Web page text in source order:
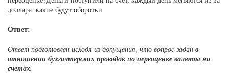
доллара. какие будут оборотки
Ответ:
Ответ подготовлен исходя из допущения, что вопрос задан в
отношении бухгалтерских проводок по переоценке валюты на
счетах.